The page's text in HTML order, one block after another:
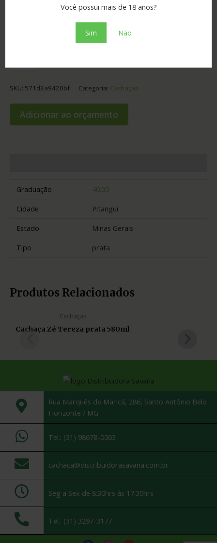
Você possui mais de 18 anos?
Sim Não
AROMA: Cana de Açucar
paladar equilibrado. Confirma ao palato o sabor dacana de
SKU: 571d3a9420bf Categoria: Cachaças
Adicionar ao orçamento
Graduação
40.00
Cidade
Pitangui
Estado
Minas Gerais
Tipo
prata
Produtos Relacionados
Cachaças
Cachaça Zé Tereza prata 580ml
Rua Marquês de Maricá, 286, Santo Antônio Belo
Horizonte / MG
Tel.: (31) 98678-0063
cachaca@distribuidorasavana.com.br
Seg a Sex de 8:30hrs ás 17:30hrs
Tel.: (31) 3297-3177